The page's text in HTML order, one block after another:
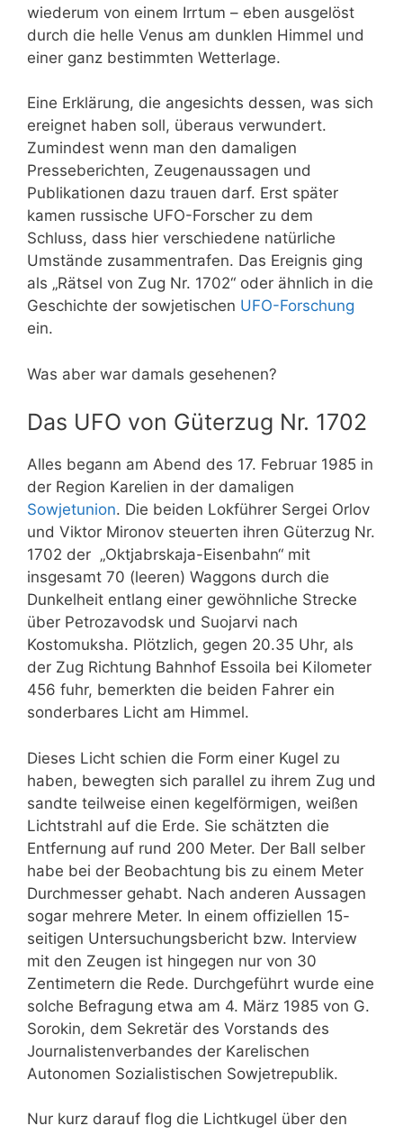
wiederum von einem Irrtum – eben ausgelöst
durch die helle Venus am dunklen Himmel und
einer ganz bestimmten Wetterlage.
Eine Erklärung, die angesichts dessen, was sich
ereignet haben soll, überaus verwundert.
Zumindest wenn man den damaligen
Presseberichten, Zeugenaussagen und
Publikationen dazu trauen darf. Erst später
kamen russische UFO-Forscher zu dem
Schluss, dass hier verschiedene natürliche
Umstände zusammentrafen. Das Ereignis ging
als „Rätsel von Zug Nr. 1702“ oder ähnlich in die
Geschichte der sowjetischen UFO-Forschung
ein.
Was aber war damals gesehenen?
Das UFO von Güterzug Nr. 1702
Alles begann am Abend des 17. Februar 1985 in
der Region Karelien in der damaligen
Sowjetunion. Die beiden Lokführer Sergei Orlov
und Viktor Mironov steuerten ihren Güterzug Nr.
1702 der „Oktjabrskaja-Eisenbahn“ mit
insgesamt 70 (leeren) Waggons durch die
Dunkelheit entlang einer gewöhnliche Strecke
über Petrozavodsk und Suojarvi nach
Kostomuksha. Plötzlich, gegen 20.35 Uhr, als
der Zug Richtung Bahnhof Essoila bei Kilometer
456 fuhr, bemerkten die beiden Fahrer ein
sonderbares Licht am Himmel.
Dieses Licht schien die Form einer Kugel zu
haben, bewegten sich parallel zu ihrem Zug und
sandte teilweise einen kegelförmigen, weißen
Lichtstrahl auf die Erde. Sie schätzten die
Entfernung auf rund 200 Meter. Der Ball selber
habe bei der Beobachtung bis zu einem Meter
Durchmesser gehabt. Nach anderen Aussagen
sogar mehrere Meter. In einem offiziellen 15-
seitigen Untersuchungsbericht bzw. Interview
mit den Zeugen ist hingegen nur von 30
Zentimetern die Rede. Durchgeführt wurde eine
solche Befragung etwa am 4. März 1985 von G.
Sorokin, dem Sekretär des Vorstands des
Journalistenverbandes der Karelischen
Autonomen Sozialistischen Sowjetrepublik.
Nur kurz darauf flog die Lichtkugel über den